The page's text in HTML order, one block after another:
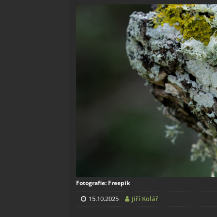
Fotografie: Freepik
15.10.2025 Jiří Kolář